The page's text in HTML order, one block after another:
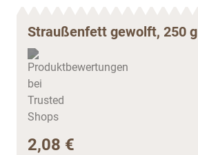
Straußenfett gewolft, 250 g
2,08 €